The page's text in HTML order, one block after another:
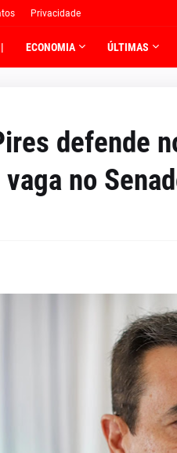
Privacidade
| ECONOMIA ÚLTIMAS
defende
no